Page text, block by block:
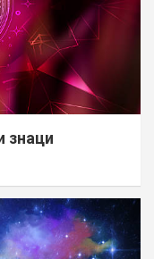
знаци